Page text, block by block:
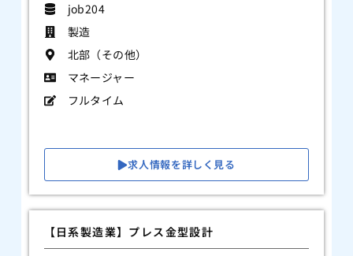
job204
製造
北部（その他）
マネージャー
フルタイム
求人情報を詳しく見る
【日系製造業】プレス金型設計